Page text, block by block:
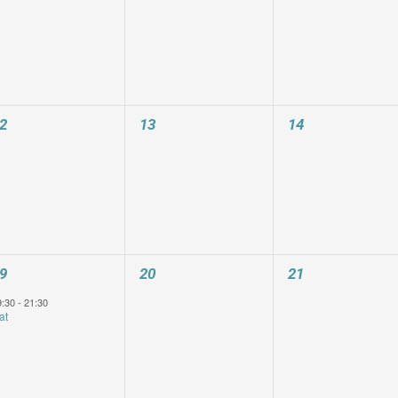
0
13
0
14
- 21:30
0
20
0
21